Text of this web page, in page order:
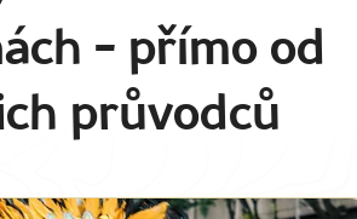
- přímo od
průvodců